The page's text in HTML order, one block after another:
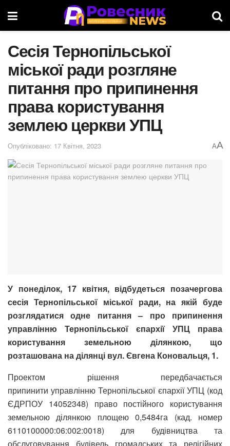
Сесія Тернопільської
міської ради розгляне
питання про припинення
права користування
землею церкви УПЦ
Опубліковано: 17 Квітня, 2023 AA
У понеділок, 17 квітня, відбудеться позачергова
сесія Тернопільської міської ради, на якій буде
розглядатися одне питання – про припинення
управлінню Тернопільської єпархії УПЦ права
користування земельною ділянкою, що
розташована на ділянці вул. Євгена Коновальця, 1.
Проектом рішення передбачається
припинити управлінню Тернопільської єпархії УПЦ (код
ЄДРПОУ 14052348) право постійного користування
земельною ділянкою площею 0,5484га (кад. номер
6110100000:06:002:0018) для будівництва та
обслуговування будівель громадських та релігійних